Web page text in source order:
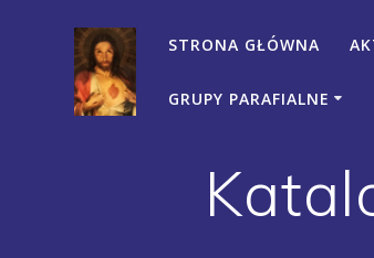
STRONA GŁÓWNA
GRUPY PARAFIALNE